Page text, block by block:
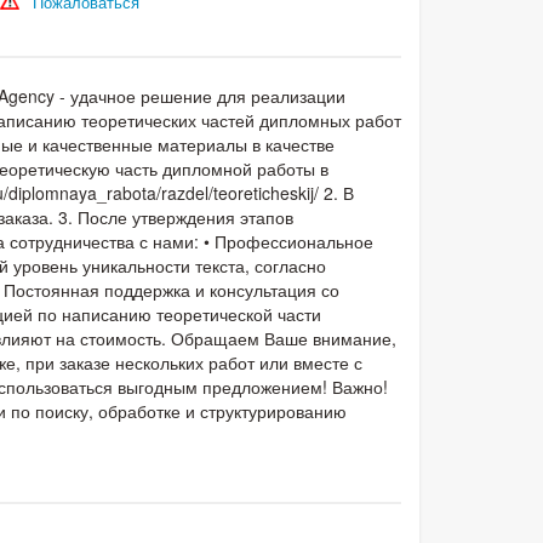
- удачное решение для реализации
теоретических частей дипломных работ
и качественные материалы в качестве
часть дипломной работы в
razdel/teoreticheskij/ 2. В
3. После утверждения этапов
с нами: • Профессиональное
уникальности текста, согласно
поддержка и консультация со
по ​написанию теоретической части
на стоимость. Обращаем Ваше внимание,
при заказе нескольких работ или вместе с
выгодным предложением! Важно!
поиску, обработке и структурированию